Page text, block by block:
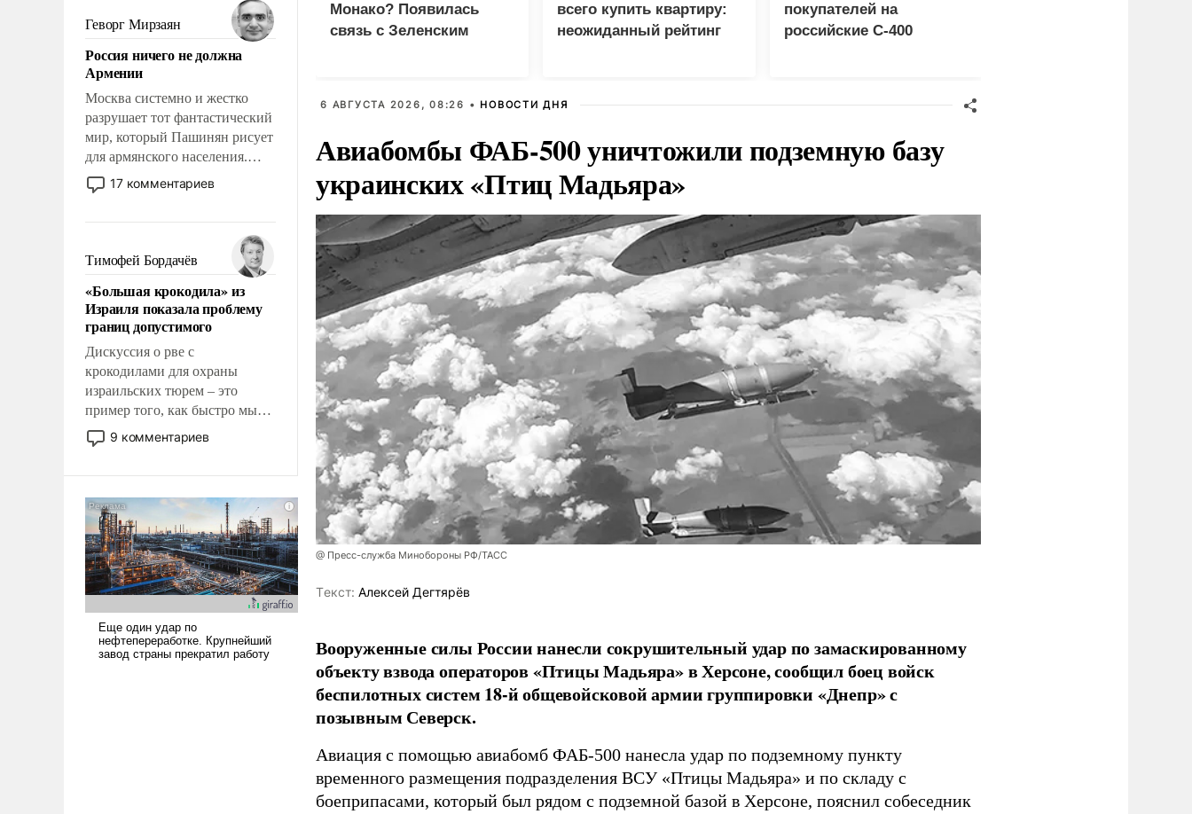
Сложившаяся ситуация
означает многолетний период
уязвимости США, например,
перед Китаем.
Геворг Мирзаян
Россия ничего не должна
Армении
Москва системно и жестко
разрушает тот фантастический
мир, который Пашинян рисует
для армянского населения.
Мир, где политические
прожекты будут безусловно
налогоплательщиков и где
Еревану за свои поступки не
нужно отвечать.
17 комментариев
Тимофей Бордачёв
«Большая крокодила» из
Израиля показала проблему
границ допустимого
Дискуссия о рве с
крокодилами для охраны
израильских тюрем – это
пример того, как быстро мы
двигаемся по пути
революционных изменений.
псевдонаучной фантастики,
стало всерьез обсуждаемой
идеей.
9 комментариев
Монако? Появилась
связь с Зеленским
всего купить квартиру:
неожиданный рейтинг
покупателей на
российские C-400
6 АВГУСТА 2026, 08:26 • НОВОСТИ ДНЯ
Авиабомбы ФАБ-500 уничтожили подземную базу
украинских «Птиц Мадьяра»
@ Пресс-служба Минобороны РФ/ТАСС
Tекст: Алексей Дегтярёв
Вооруженные силы России нанесли сокрушительный удар по замаскированному
объекту взвода операторов «Птицы Мадьяра» в Херсоне, сообщил боец войск
беспилотных систем 18-й общевойсковой армии группировки «Днепр» с
позывным Северск.
Авиация с помощью авиабомб ФАБ-500 нанесла удар по подземному пункту
временного размещения подразделения ВСУ «Птицы Мадьяра» и по складу с
боеприпасами, который был рядом с подземной базой в Херсоне, пояснил собеседник